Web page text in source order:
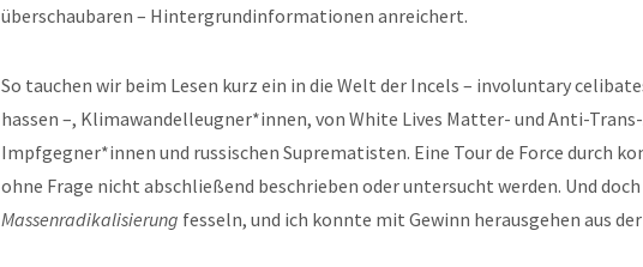
überschaubaren – Hintergrundinformationen anreichert.
So tauchen wir beim Lesen kurz ein in die Welt der Incels – involuntary
hassen –, Klimawandelleugner*innen, von White Lives Matter- und Anti-
Impfgegner*innen und russischen Suprematisten. Eine Tour de Force durch
ohne Frage nicht abschließend beschrieben oder untersucht werden. Und
Massenradikalisierung fesseln, und ich konnte mit Gewinn herausgehen aus